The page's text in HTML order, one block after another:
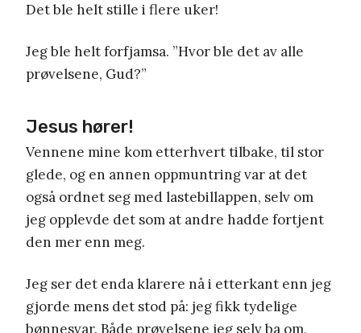
Det ble helt stille i flere uker!
Jeg ble helt forfjamsa. ”Hvor ble det av alle
prøvelsene, Gud?”
Jesus hører!
Vennene mine kom etterhvert tilbake, til stor
glede, og en annen oppmuntring var at det
også ordnet seg med lastebillappen, selv om
jeg opplevde det som at andre hadde fortjent
den mer enn meg.
Jeg ser det enda klarere nå i etterkant enn jeg
gjorde mens det stod på: jeg fikk tydelige
bønnesvar. Både prøvelsene jeg selv ba om,